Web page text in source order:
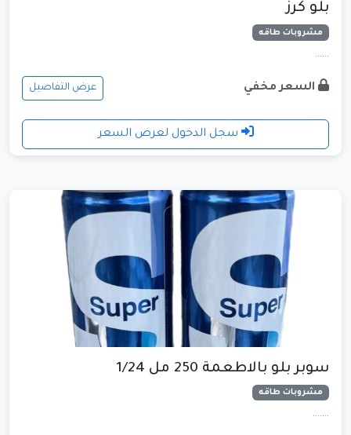
بلو كرز
مشروبات طاقه
......
السعر مخفي عرض التفاصيل
سجل الدخول لعرض السعر
سوبر بلو بالاطعمة 250 مل 1/24
مشروبات طاقه
.......